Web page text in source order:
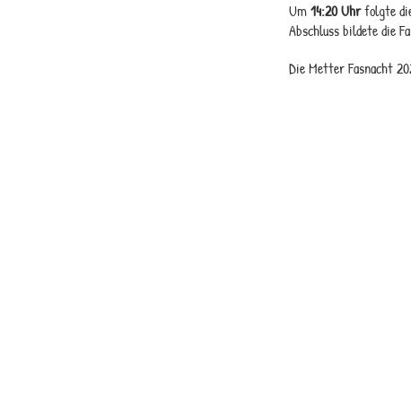
Um14:20 Uhrfolgte
Abschluss bildete die
Die Metter Fasnacht